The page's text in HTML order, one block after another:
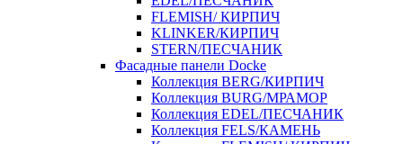
FLEMISH/ КИРПИЧ
KLINKER/КИРПИЧ
STERN/ПЕСЧАНИК
Фасадные панели Docke
Коллекция BERG/КИРПИЧ
Коллекция BURG/МРАМОР
Коллекция EDEL/ПЕСЧАНИК
Коллекция FELS/КАМЕНЬ